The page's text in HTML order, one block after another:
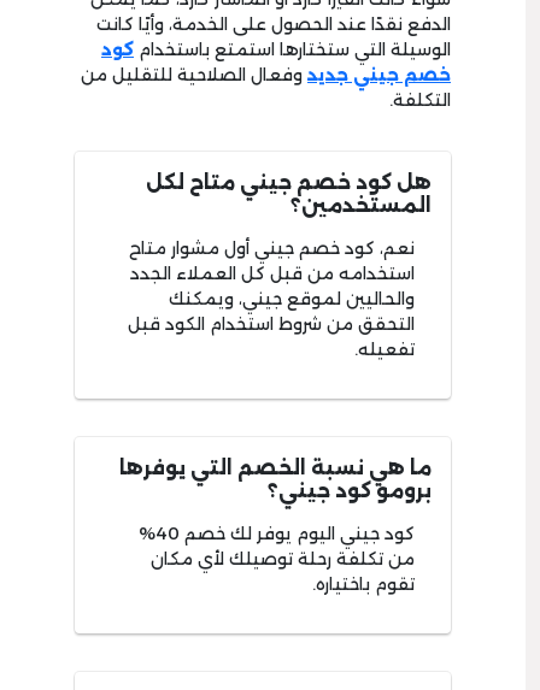
الدفع نقدًا عند الحصول على الخدمة، وأيًا كانت
الوسيلة التي ستختارها استمتع باستخدام كود
خصم جيني جديد وفعال الصلاحية للتقليل من
التكلفة.
هل كود خصم جيني متاح لكل
المستخدمين؟
نعم، كود خصم جيني أول مشوار متاح
استخدامه من قبل كل العملاء الجدد
والحاليين لموقع جيني، ويمكنك
التحقق من شروط استخدام الكود قبل
تفعيله.
ما هي نسبة الخصم التي يوفرها
برومو كود جيني؟
كود جيني اليوم يوفر لك خصم 40%
من تكلفة رحلة توصيلك لأي مكان
تقوم باختياره.